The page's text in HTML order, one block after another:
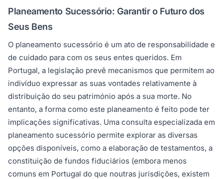
Planeamento Sucessório: Garantir o Futuro dos
Seus Bens
O planeamento sucessório é um ato de responsabilidade e
de cuidado para com os seus entes queridos. Em
Portugal, a legislação prevê mecanismos que permitem ao
indivíduo expressar as suas vontades relativamente à
distribuição do seu património após a sua morte. No
entanto, a forma como este planeamento é feito pode ter
implicações significativas. Uma consulta especializada em
planeamento sucessório permite explorar as diversas
opções disponíveis, como a elaboração de testamentos, a
constituição de fundos fiduciários (embora menos
comuns em Portugal do que noutras jurisdições, existem